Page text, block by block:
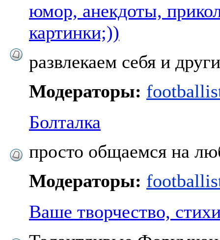
юмор, анекдоты,
картинки;))
развлекаем себя и
Модераторы:
Болталка
просто общаемся на
Модераторы:
Ваше творчество,